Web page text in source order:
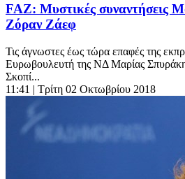
FAZ: Μυστικές συναντήσεις
Ζόραν Ζάεφ
Τις άγνωστες έως τώρα επαφές της
Ευρωβουλευτή της ΝΔ Μαρίας
Σκοπί...
11:41 | Τρίτη 02 Οκτωβρίου 2018